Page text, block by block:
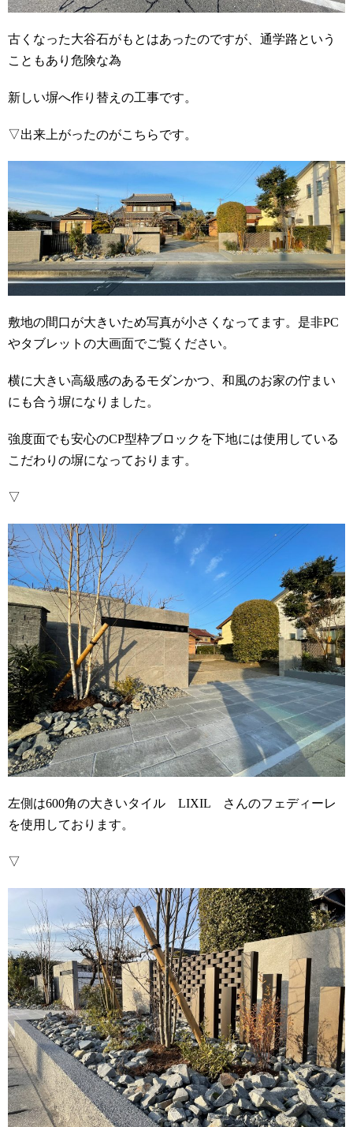
古くなった大谷石がもとはあったのですが、通学路という
こともあり危険な為
新しい塀へ作り替えの工事です。
▽出来上がったのがこちらです。
敷地の間口が大きいため写真が小さくなってます。是非PC
やタブレットの大画面でご覧ください。
横に大きい高級感のあるモダンかつ、和風のお家の佇まい
にも合う塀になりました。
強度面でも安心のCP型枠ブロックを下地には使用している
こだわりの塀になっております。
▽
左側は600角の大きいタイル LIXIL さんのフェディーレ
を使用しております。
▽